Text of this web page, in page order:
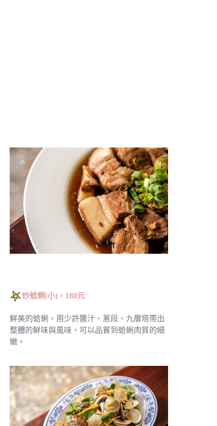
炒蛤蜊(小)，180元
鮮美的蛤蜊，用少許醬汁、蔥段、九層塔帶出
整體的鮮味與風味，可以品嘗到蛤蜊肉質的細
嫩。